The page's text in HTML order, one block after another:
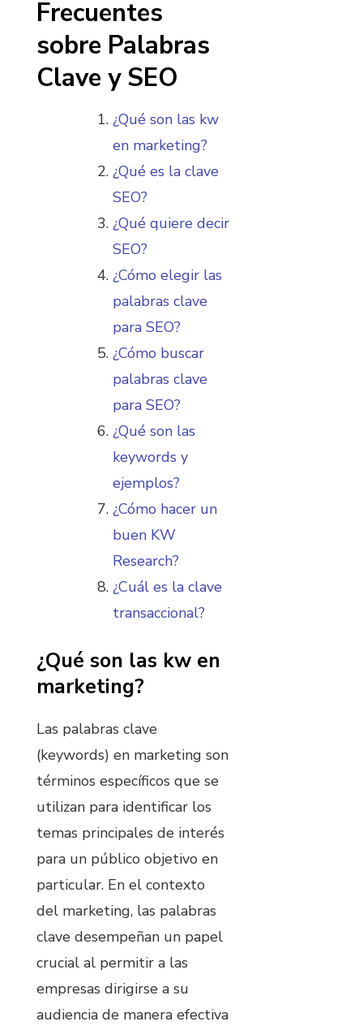
Frecuentes
sobre Palabras
Clave y SEO
¿Qué son las kw
en marketing?
¿Qué es la clave
SEO?
¿Qué quiere decir
SEO?
¿Cómo elegir las
palabras clave
para SEO?
¿Cómo buscar
palabras clave
para SEO?
¿Qué son las
keywords y
ejemplos?
¿Cómo hacer un
buen KW
Research?
¿Cuál es la clave
transaccional?
¿Qué son las kw en
marketing?
Las palabras clave
(keywords) en marketing son
términos específicos que se
utilizan para identificar los
temas principales de interés
para un público objetivo en
particular. En el contexto
del marketing, las palabras
clave desempeñan un papel
crucial al permitir a las
empresas dirigirse a su
audiencia de manera efectiva